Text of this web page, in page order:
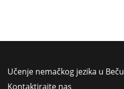
Učenje nemačkog jezika u Beču
Kontaktirajte nas